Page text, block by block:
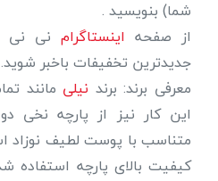
شما) بنویسید .
از صفحه اینستاگرام نی نی
جدیدترین تخفیفات باخبر شوید.
معرفی برند: برند نیلی مانند
این کار نیز از پارچه نخی
متناسب با پوست لطیف نوزاد
کیفیت بالای پارچه استفاده